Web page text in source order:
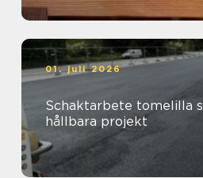
01. juli 2026
Schaktarbete tomelilla stabil grund för
hållbara projekt